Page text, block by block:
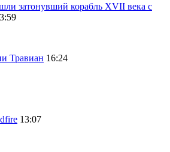
затонувший корабль XVII века с
Травиан 16:24
13:07